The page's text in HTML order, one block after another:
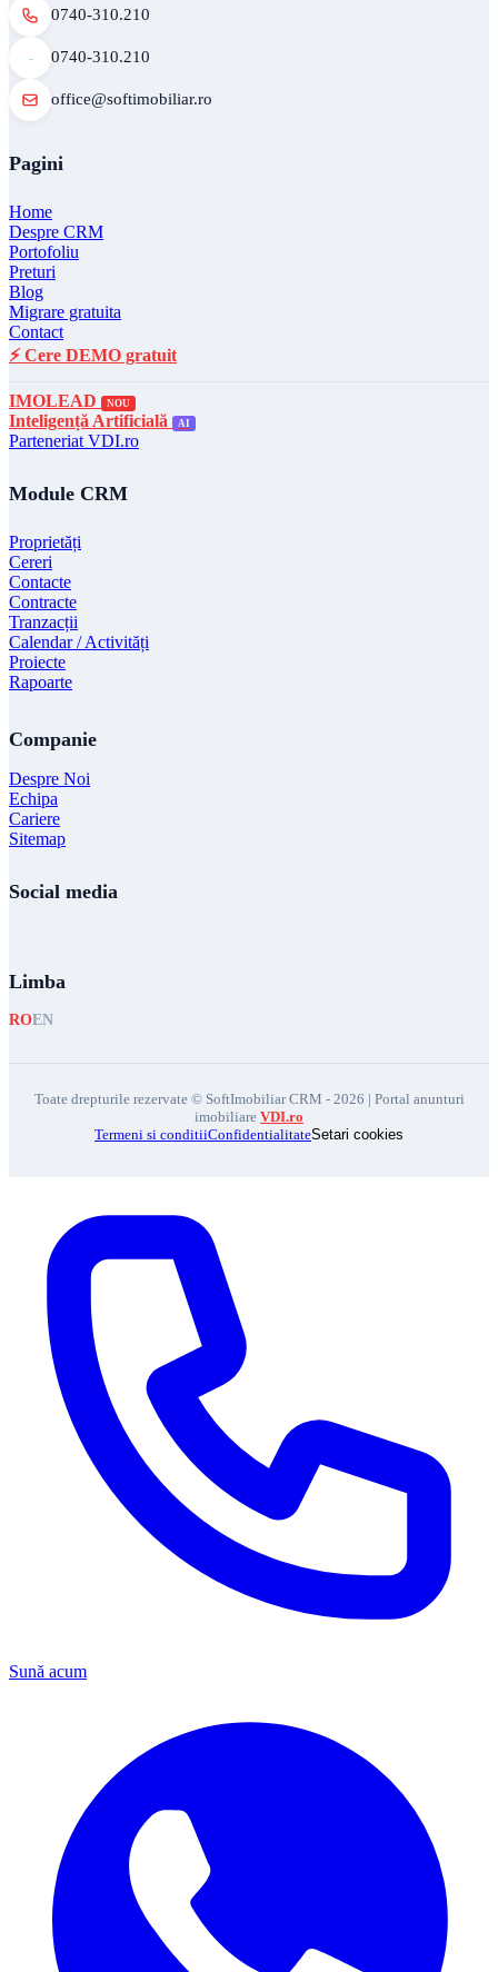
0740-310.210
0740-310.210
office@softimobiliar.ro
Pagini
Home
Despre CRM
Portofoliu
Preturi
Blog
Migrare gratuita
Contact
⚡ Cere DEMO gratuit
IMOLEAD NOU
Inteligență Artificială AI
Parteneriat VDI.ro
Module CRM
Proprietăți
Cereri
Contacte
Contracte
Tranzacții
Calendar / Activități
Proiecte
Rapoarte
Companie
Despre Noi
Echipa
Cariere
Sitemap
Social media
Limba
ROEN
Toate drepturile rezervate © SoftImobiliar CRM - 2026 | Portal anunturi
imobiliare VDI.ro
Termeni si conditiiConfidentialitateSetari cookies
Sună acum